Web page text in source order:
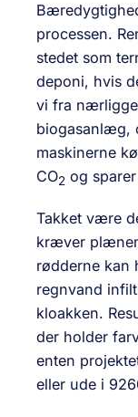
processen.
stedet som
deponi, hvis
vi fra
biogasanlæg,
maskinerne
CO2 og
Takket være
kræver
rødderne kan
regnvand
kloakken.
der holder
enten
eller ude i